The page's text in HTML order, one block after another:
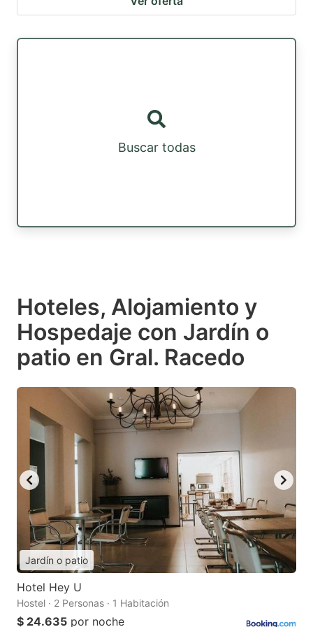
Buscar todas
Hoteles, Alojamiento y
Hospedaje con Jardín o
patio en Gral. Racedo
Jardín o patio
Hotel Hey U
Hostel · 2 Personas · 1 Habitación
$ 24.635 por noche